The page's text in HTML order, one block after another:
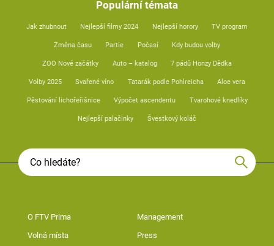
Populární témata
Jak zhubnout Nejlepší filmy 2024 Nejlepší horory TV program
Změna času Partie Počasí Kdy budou volby
ZOO Nové začátky Auto – katalog 7 pádů Honzy Dědka
Volby 2025 Svařené víno Tatarák podle Pohlreicha Aloe vera
Pěstování lichořeřišnice Výpočet ascendentu Tvarohové knedlíky
Nejlepší palačinky Švestkový koláč
O FTV Prima Management
Volná místa Press